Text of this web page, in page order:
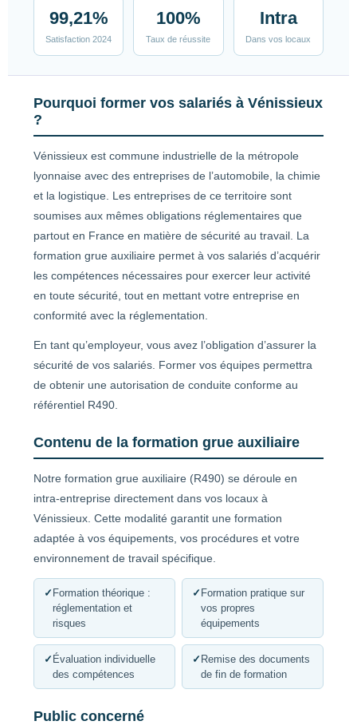
99,21%
Satisfaction 2024
100%
Taux de réussite
Intra
Dans vos locaux
Pourquoi former vos salariés à Vénissieux
?
Vénissieux est commune industrielle de la métropole
lyonnaise avec des entreprises de l’automobile, la chimie
et la logistique. Les entreprises de ce territoire sont
soumises aux mêmes obligations réglementaires que
partout en France en matière de sécurité au travail. La
formation grue auxiliaire permet à vos salariés d’acquérir
les compétences nécessaires pour exercer leur activité
en toute sécurité, tout en mettant votre entreprise en
conformité avec la réglementation.
En tant qu’employeur, vous avez l’obligation d’assurer la
sécurité de vos salariés. Former vos équipes permettra
de obtenir une autorisation de conduite conforme au
référentiel R490.
Contenu de la formation grue auxiliaire
Notre formation grue auxiliaire (R490) se déroule en
intra-entreprise directement dans vos locaux à
Vénissieux. Cette modalité garantit une formation
adaptée à vos équipements, vos procédures et votre
environnement de travail spécifique.
✓ Formation théorique :
réglementation et
risques
✓ Formation pratique sur
vos propres
équipements
✓ Évaluation individuelle
des compétences
✓ Remise des documents
de fin de formation
Public concerné